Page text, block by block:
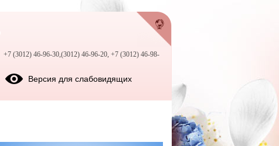
+7 (3012) 46-96-30,(3012) 46-96-20, +7 (3012) 46-98-
Версия для слабовидящих